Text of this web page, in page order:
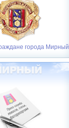
города Мирный